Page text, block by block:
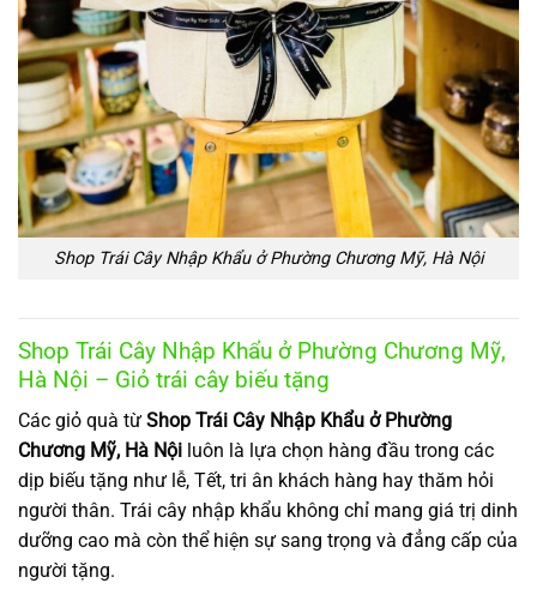
Shop Trái Cây Nhập Khẩu ở Phường Chương Mỹ, Hà Nội
Shop Trái Cây Nhập Khẩu ở Phường Chương Mỹ,
Hà Nội – Giỏ trái cây biếu tặng
Các giỏ quà từ Shop Trái Cây Nhập Khẩu ở Phường
Chương Mỹ, Hà Nội luôn là lựa chọn hàng đầu trong các
dịp biếu tặng như lễ, Tết, tri ân khách hàng hay thăm hỏi
người thân. Trái cây nhập khẩu không chỉ mang giá trị dinh
dưỡng cao mà còn thể hiện sự sang trọng và đẳng cấp của
người tặng.